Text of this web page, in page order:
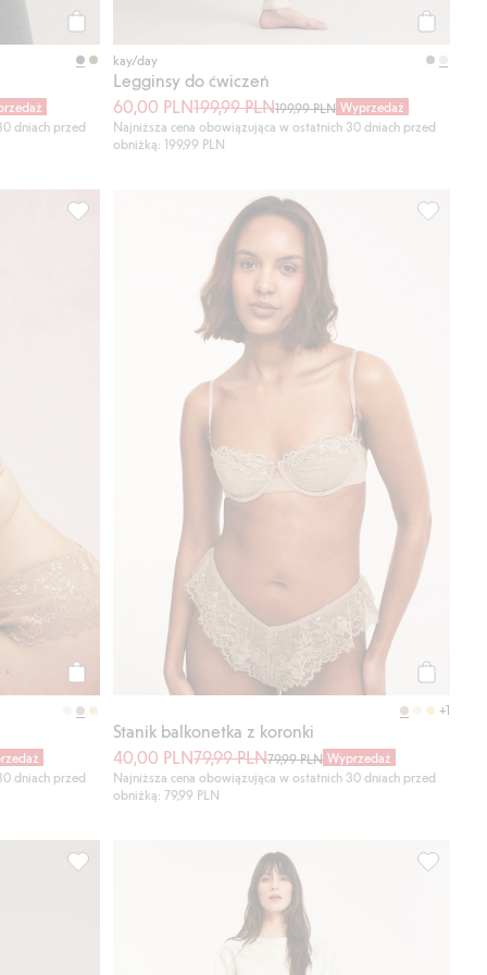
Kup
dniach przed
kay/day
Legginsy do ćwiczeń
60,00 PLN199,99 PLN199,99 PLN Wyprzedaż
Najniższa cena obowiązująca w ostatnich 30 dniach przed
obniżką: 199,99 PLN
Kup
dniach przed
Biodrówki z koronki, Dodaj do listy ulubione
+1
Stanik balkonetka z koronki
40,00 PLN79,99 PLN79,99 PLN Wyprzedaż
Najniższa cena obowiązująca w ostatnich 30 dniach przed
obniżką: 79,99 PLN
Koszulka z odpinanymi ramiączkami, Dodaj do listy